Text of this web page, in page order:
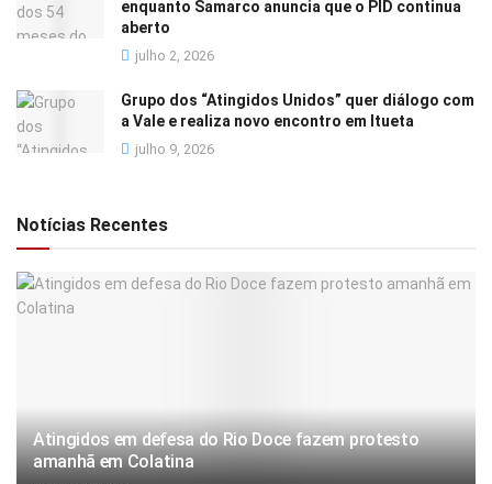
enquanto Samarco anuncia que o PID continua
aberto
julho 2, 2026
Grupo dos “Atingidos Unidos” quer diálogo com
a Vale e realiza novo encontro em Itueta
julho 9, 2026
Notícias Recentes
Atingidos em defesa do Rio Doce fazem protesto
amanhã em Colatina